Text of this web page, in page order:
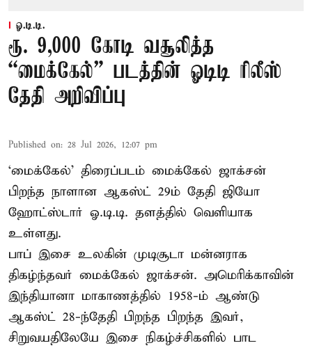
ஓ.டி.டி.
ரூ. 9,000 கோடி வசூலித்த
“மைக்கேல்” படத்தின் ஓடிடி ரிலீஸ்
தேதி அறிவிப்பு
Published on: 28 Jul 2026, 12:07 pm
‘மைக்கேல்’ திரைப்படம் மைக்கேல் ஜாக்சன்
பிறந்த நாளான ஆகஸ்ட் 29ம் தேதி ஜியோ
ஹோட்ஸ்டார் ஓ.டி.டி. தளத்தில் வெளியாக
உள்ளது.
பாப் இசை உலகின் முடிசூடா மன்னராக
திகழ்ந்தவர் மைக்கேல் ஜாக்சன். அமெரிக்காவின்
இந்தியானா மாகாணத்தில் 1958-ம் ஆண்டு
ஆகஸ்ட் 28-ந்தேதி பிறந்த பிறந்த இவர்,
சிறுவயதிலேயே இசை நிகழ்ச்சிகளில் பாட